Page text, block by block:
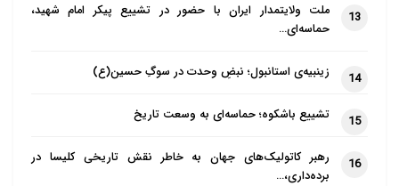
13
ملت ولایتمدار ایران با حضور در تشییع پیکر امام شهید،
حماسه‌ای…
14 زینبیه‌ی استانبول؛ نبضِ وحدت در سوگِ حسین(ع)
15 تشییع باشکوه؛ حماسه‌ای به وسعت تاریخ
16
رهبر کاتولیک‌های جهان به خاطر نقش تاریخی کلیسا در
برده‌داری،…